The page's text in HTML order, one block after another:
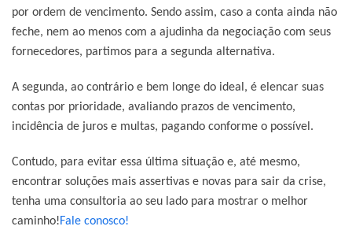
por ordem de vencimento. Sendo assim, caso a conta ainda não
feche, nem ao menos com a ajudinha da negociação com seus
fornecedores, partimos para a segunda alternativa.
A segunda, ao contrário e bem longe do ideal, é elencar suas
contas por prioridade, avaliando prazos de vencimento,
incidência de juros e multas, pagando conforme o possível.
Contudo, para evitar essa última situação e, até mesmo,
encontrar soluções mais assertivas e novas para sair da crise,
tenha uma consultoria ao seu lado para mostrar o melhor
caminho!Fale conosco!